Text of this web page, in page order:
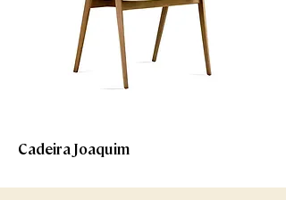
Cadeira Joaquim